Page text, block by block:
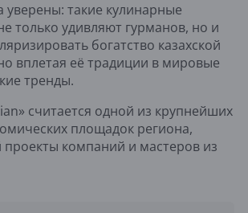
уверены: такие кулинарные
только удивляют гурманов, но и
богатство казахской
вплетая её традиции в мировые
тренды.
считается одной из крупнейших
площадок региона,
компаний и мастеров из